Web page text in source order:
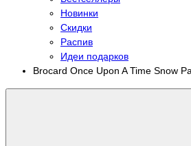
Новинки
Скидки
Распив
Идеи подарков
Brocard Once Upon A Time Snow